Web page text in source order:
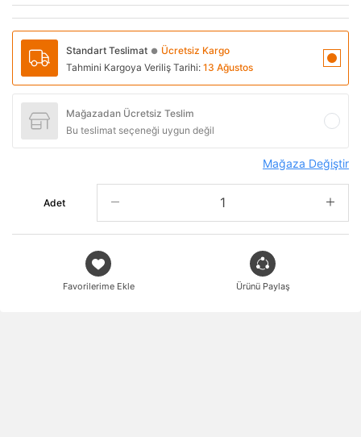
Standart Teslimat ● Ücretsiz Kargo
Tahmini Kargoya Veriliş Tarihi: 13 Ağustos
Mağazadan Ücretsiz Teslim
Bu teslimat seçeneği uygun değil
Mağaza Değiştir
Adet
Favorilerime Ekle Ürünü Paylaş